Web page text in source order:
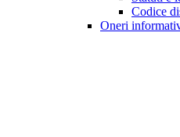
Codice
Oneri